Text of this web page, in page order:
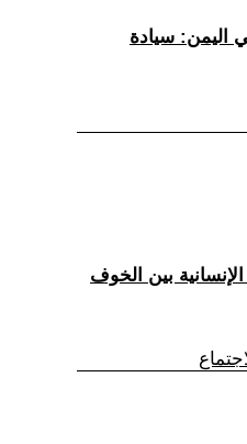
اليمن: سيادة
الإنسانية بين الخوف